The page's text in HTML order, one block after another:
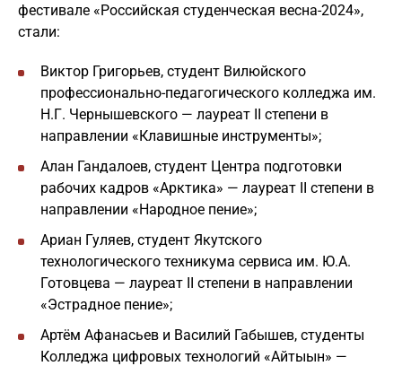
фестивале «Российская студенческая весна-2024»,
стали:
Виктор Григорьев, студент Вилюйского
профессионально-педагогического колледжа им.
Н.Г. Чернышевского — лауреат II степени в
направлении «Клавишные инструменты»;
Алан Гандалоев, студент Центра подготовки
рабочих кадров «Арктика» — лауреат II степени в
направлении «Народное пение»;
Ариан Гуляев, студент Якутского
технологического техникума сервиса им. Ю.А.
Готовцева — лауреат II степени в направлении
«Эстрадное пение»;
Артём Афанасьев и Василий Габышев, студенты
Колледжа цифровых технологий «Айтыын» —